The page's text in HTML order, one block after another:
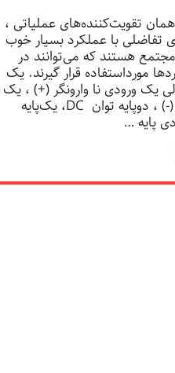
تقویت‌کننده‌های عملیاتی ،
تفاضلی با عملکرد بسیار خوب
هستند که می‌توانند در
مورداستفاده قرار گیرند. یک
یک ورودی نا وارونگر (+) ، یک
ورودی وارونگر (-) ، دوپایه توان DC، یک‌پایه
پایه …